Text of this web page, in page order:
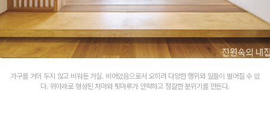
가구를 거의 두지 않고 비워둔 거실. 비어있음으로서 오히려 다양한 행위와 일들이 벌어질 수 있
다. 위아래로 형성된 처마와 툇마루가 안락하고 정갈한 분위기를 만든다.